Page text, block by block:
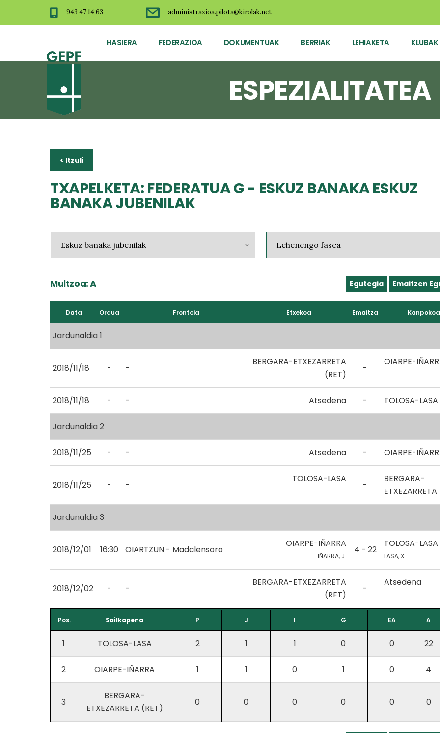
943 47 14 63 administrazioa.pilota@kirolak.net
HASIERA FEDERAZIOA DOKUMENTUAK BERRIAK LEHIAKETA KLUBAK
ESPEZIALITATEA
< Itzuli
TXAPELKETA: FEDERATUA G - ESKUZ BANAKA ESKUZ
BANAKA JUBENILAK
Multzoa: A Egutegia Emaitzen
Data Ordua Frontoia Etxekoa Emaitza Kanpokoa
Jardunaldia 1
2018/11/18 - -
BERGARA-ETXEZARRETA
(RET)
-
OIARPE-
2018/11/18 - - Atsedena - TOLOSA-LASA
Jardunaldia 2
2018/11/25 - - Atsedena - OIARPE-
2018/11/25 - -
TOLOSA-LASA
-
BERGARA-
Jardunaldia 3
2018/12/01 16:30 OIARTZUN - Madalensoro
OIARPE-IÑARRA
IÑARRA, J.
4 - 22
TOLOSA-LASA
LASA, X.
2018/12/02 - -
BERGARA-ETXEZARRETA
(RET)
-
Atsedena
Pos. Sailkapena P J I G EA A
1 TOLOSA-LASA 2 1 1 0 0 22
2 OIARPE-IÑARRA 1 1 0 1 0 4
3
BERGARA-
ETXEZARRETA (RET)
0 0 0 0 0 0